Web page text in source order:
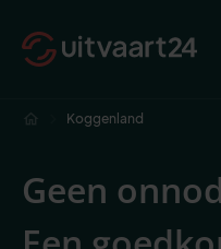
Koggenland
Geen